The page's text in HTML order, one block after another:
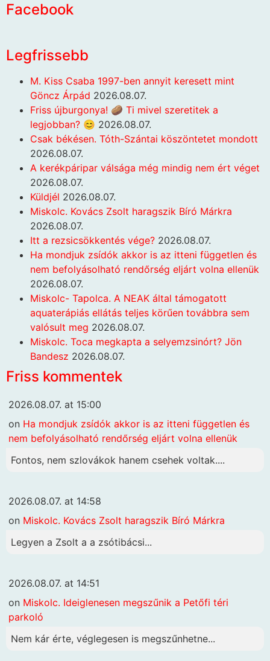
Facebook
Legfrissebb
M. Kiss Csaba 1997-ben annyit keresett mint
Göncz Árpád 2026.08.07.
Friss újburgonya! 🥔 Ti mivel szeretitek a
legjobban? 😊 2026.08.07.
Csak békésen. Tóth-Szántai köszöntetet mondott
2026.08.07.
A kerékpáripar válsága még mindig nem ért véget
2026.08.07.
Küldjél 2026.08.07.
Miskolc. Kovács Zsolt haragszik Bíró Márkra
2026.08.07.
Itt a rezsicsökkentés vége? 2026.08.07.
Ha mondjuk zsídók akkor is az itteni független és
nem befolyásolható rendőrség eljárt volna ellenük
2026.08.07.
Miskolc- Tapolca. A NEAK által támogatott
aquaterápiás ellátás teljes körűen továbbra sem
valósult meg 2026.08.07.
Miskolc. Toca megkapta a selyemzsinórt? Jön
Bandesz 2026.08.07.
Friss kommentek
2026.08.07. at 15:00
on Ha mondjuk zsídók akkor is az itteni független és
nem befolyásolható rendőrség eljárt volna ellenük
Fontos, nem szlovákok hanem csehek voltak....
2026.08.07. at 14:58
on Miskolc. Kovács Zsolt haragszik Bíró Márkra
Legyen a Zsolt a a zsótibácsi...
2026.08.07. at 14:51
on Miskolc. Ideiglenesen megszűnik a Petőfi téri
parkoló
Nem kár érte, véglegesen is megszűnhetne...